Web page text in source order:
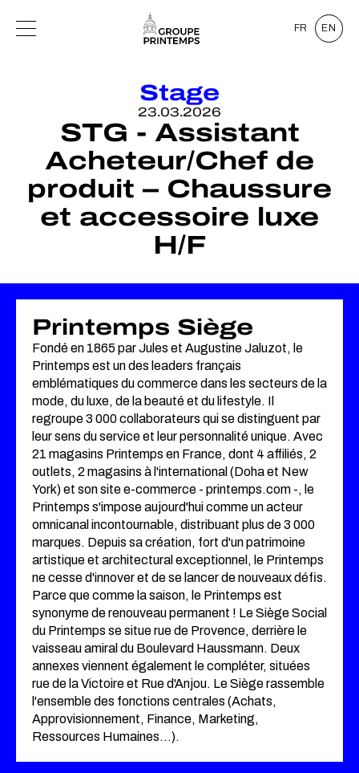
FR EN
Stage
23.03.2026
STG - Assistant
Acheteur/Chef de
produit – Chaussure
et accessoire luxe
H/F
Printemps Siège
Fondé en 1865 par Jules et Augustine Jaluzot, le
Printemps est un des leaders français
emblématiques du commerce dans les secteurs de la
mode, du luxe, de la beauté et du lifestyle. Il
regroupe 3 000 collaborateurs qui se distinguent par
leur sens du service et leur personnalité unique. Avec
21 magasins Printemps en France, dont 4 affiliés, 2
outlets, 2 magasins à l'international (Doha et New
York) et son site e-commerce - printemps.com -, le
Printemps s'impose aujourd'hui comme un acteur
omnicanal incontournable, distribuant plus de 3 000
marques. Depuis sa création, fort d'un patrimoine
artistique et architectural exceptionnel, le Printemps
ne cesse d'innover et de se lancer de nouveaux défis.
Parce que comme la saison, le Printemps est
synonyme de renouveau permanent ! Le Siège Social
du Printemps se situe rue de Provence, derrière le
vaisseau amiral du Boulevard Haussmann. Deux
annexes viennent également le compléter, situées
rue de la Victoire et Rue d'Anjou. Le Siège rassemble
l'ensemble des fonctions centrales (Achats,
Approvisionnement, Finance, Marketing,
Ressources Humaines…).